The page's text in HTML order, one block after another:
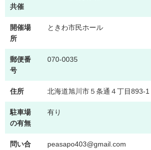
共催
開催場
所
ときわ市民ホール
郵便番
号
070-0035
住所 北海道旭川市５条通４丁目893-1
駐車場
の有無
有り
問い合
peasapo403@gmail.com